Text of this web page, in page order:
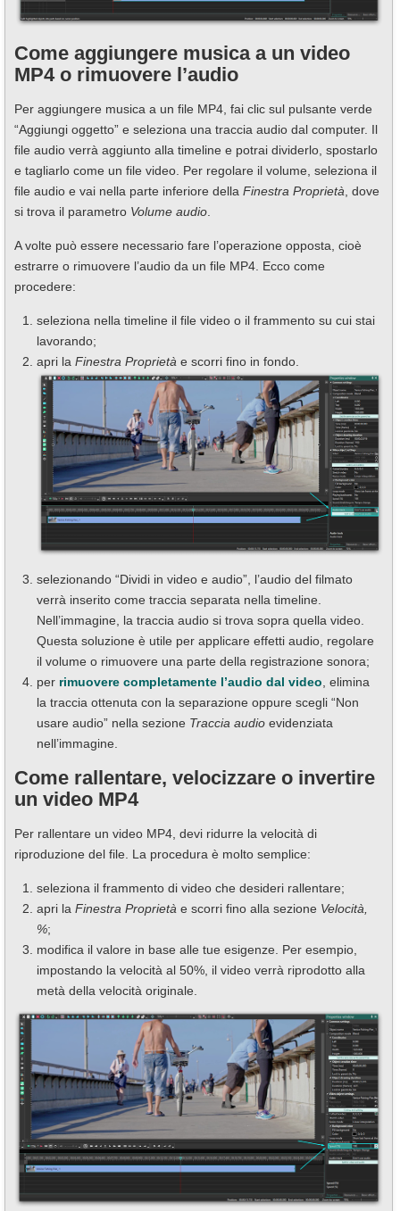
Come aggiungere musica a un video
MP4 o rimuovere l’audio
Per aggiungere musica a un file MP4, fai clic sul pulsante verde
“Aggiungi oggetto” e seleziona una traccia audio dal computer. Il
file audio verrà aggiunto alla timeline e potrai dividerlo, spostarlo
e tagliarlo come un file video. Per regolare il volume, seleziona il
file audio e vai nella parte inferiore della Finestra Proprietà , dove
si trova il parametro Volume audio
A volte può essere necessario fare l’operazione opposta, cioè
estrarre o rimuovere l’audio da un file MP4. Ecco come
procedere:
seleziona nella timeline il file video o il frammento su cui stai
lavorando;
apri la Finestra Proprietà e scorri fino in fondo.
selezionando “Dividi in video e audio”, l’audio del filmato
verrà inserito come traccia separata nella timeline.
Nell’immagine, la traccia audio si trova sopra quella video.
Questa soluzione è utile per applicare effetti audio, regolare
il volume o rimuovere una parte della registrazione sonora;
per rimuovere completamente l’audio dal video, elimina
la traccia ottenuta con la separazione oppure scegli “Non
usare audio” nella sezione Traccia audio evidenziata
nell’immagine.
Come rallentare, velocizzare o invertire
un video MP4
Per rallentare un video MP4, devi ridurre la velocità di
riproduzione del file. La procedura è molto semplice:
seleziona il frammento di video che desideri rallentare;
apri la Finestra Proprietà e scorri fino alla sezione Velocità,
%;
modifica il valore in base alle tue esigenze. Per esempio,
impostando la velocità al 50%, il video verrà riprodotto alla
metà della velocità originale.